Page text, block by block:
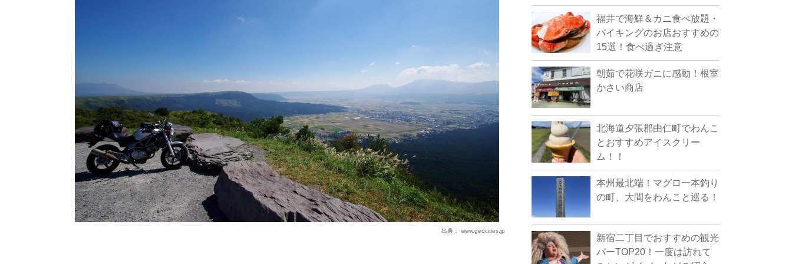
出典： www.geocities.jp
福井で海鮮＆カニ食べ放題・
バイキングのお店おすすめの
15選！食べ過ぎ注意
朝茹で花咲ガニに感動！根室
かさい商店
北海道夕張郡由仁町でわんこ
とおすすめアイスクリー
ム！！
本州最北端！マグロ一本釣り
の町、大間をわんこと巡る！
新宿二丁目でおすすめの観光
バーTOP20！一度は訪れて